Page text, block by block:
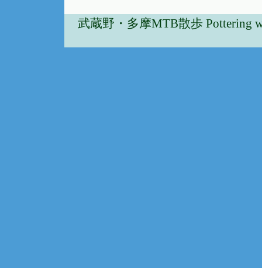
武蔵野・多摩MTB散歩 Pottering